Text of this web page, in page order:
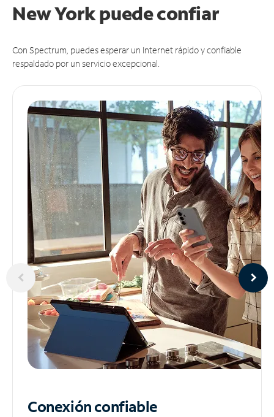
New York puedeconfiar
Con Spectrum, puedes esperar un Internet rápido y confiable
respaldado por un servicio excepcional.
Conexión confiable